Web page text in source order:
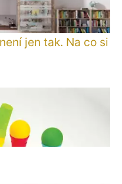
jen tak. Na co si